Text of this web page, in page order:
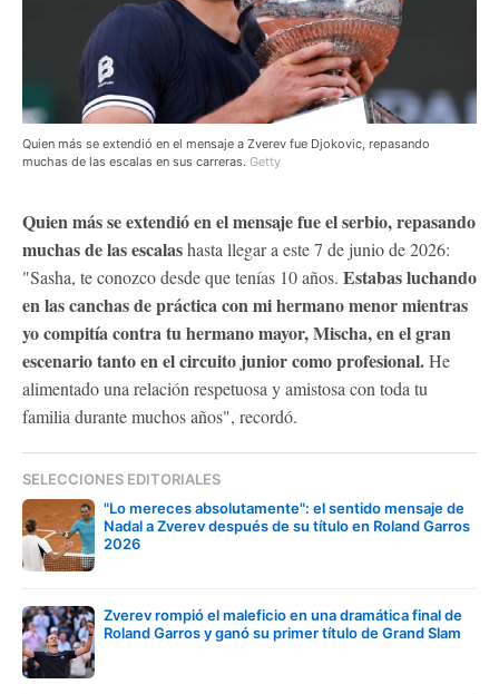
Quien más se extendió en el mensaje a Zverev fue Djokovic, repasando
muchas de las escalas en sus carreras. Getty
Quien más se extendió en el mensaje fue el serbio, repasando
muchas de las escalashasta llegar a este 7 de junio de 2026:
"Sasha, te conozco desde que tenías 10 años. Estabas luchando
en las canchas de práctica con mi hermano menor mientras
yo compitía contra tu hermano mayor, Mischa, en el gran
escenario tanto en el circuito junior como profesional.He
alimentado una relación respetuosa y amistosa con toda tu
familia durante muchos años", recordó.
SELECCIONES EDITORIALES
"Lo mereces absolutamente": el sentido mensaje de
Nadal a Zverev después de su título en Roland Garros
2026
Zverev rompió el maleficio en una dramática final de
Roland Garros y ganó su primer título de Grand Slam